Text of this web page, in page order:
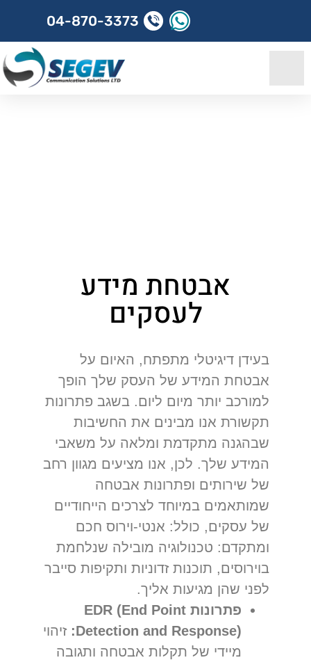
04-870-3373
לעסקים
תשתיות
שירותי
לעסקים
תחזוקת
גיבוי ענן
לעסקים
אבטחת מידע
לעסקים
בעידן דיגיטלי מתפתח, האיום על
אבטחת המידע של העסק שלך הופך
למורכב יותר מיום ליום. בשגב פתרונות
תקשורת אנו מבינים את החשיבות
שבהגנה מתקדמת ומלאה על משאבי
המידע שלך. לכן, אנו מציעים מגוון רחב
של שירותים ופתרונות אבטחה
שמותאמים במיוחד לצרכים הייחודיים
של עסקים, כולל: אנטי-וירוס חכם
ומתקדם: טכנולוגיה מובילה שנלחמת
בוירוסים, תוכנות זדוניות ותקיפות סייבר
לפני שהן מגיעות אליך.
פתרונות EDR (End Point
Detection and Response): זיהוי
מיידי של תקלות אבטחה ותגובה